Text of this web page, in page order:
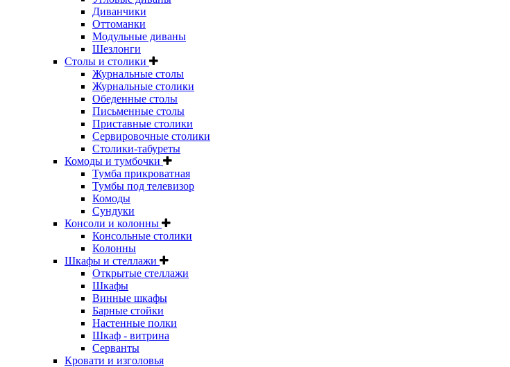
Диванчики
Оттоманки
Модульные диваны
Шезлонги
Столы и столики
Журнальные столы
Журнальные столики
Обеденные столы
Письменные столы
Приставные столики
Сервировочные столики
Столики-табуреты
Комоды и тумбочки
Тумба прикроватная
Тумбы под телевизор
Комоды
Сундуки
Консоли и колонны
Консольные столики
Колонны
Шкафы и стеллажи
Открытые стеллажи
Шкафы
Винные шкафы
Барные стойки
Настенные полки
Шкаф - витрина
Серванты
Кровати и изголовья